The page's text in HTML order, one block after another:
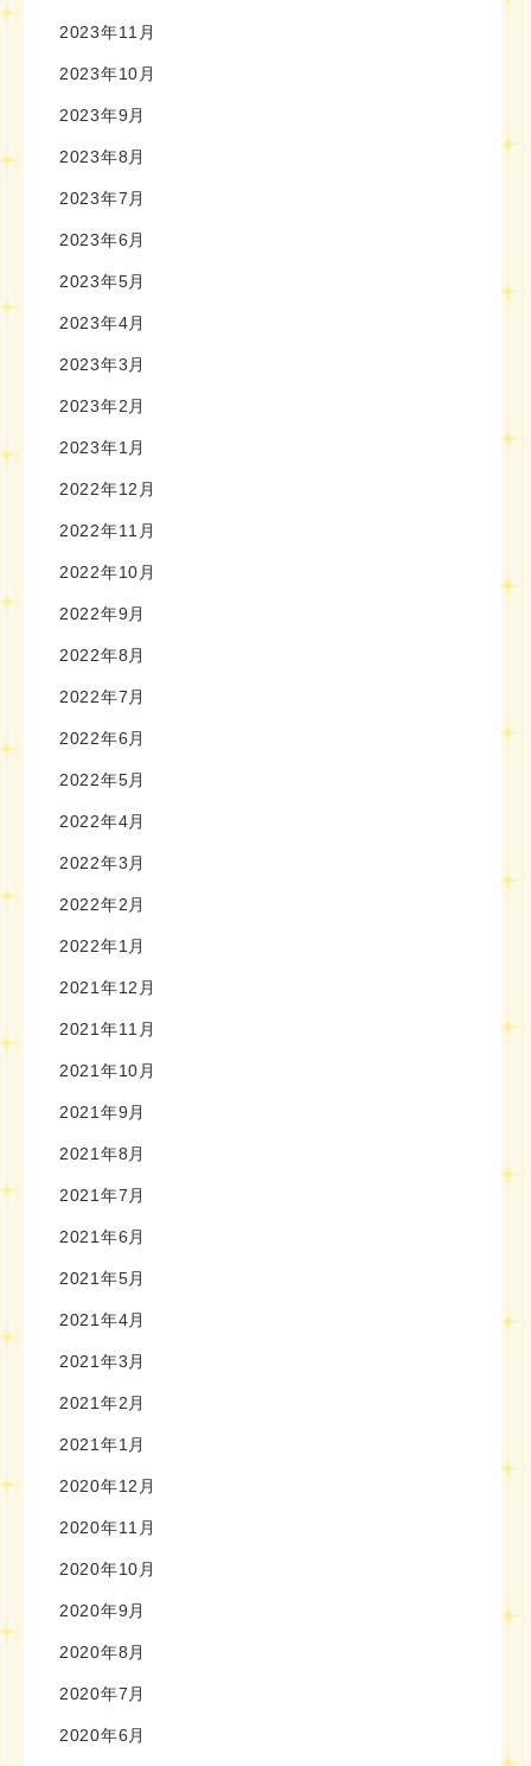
2023年11月
2023年10月
2023年9月
2023年8月
2023年7月
2023年6月
2023年5月
2023年4月
2023年3月
2023年2月
2023年1月
2022年12月
2022年11月
2022年10月
2022年9月
2022年8月
2022年7月
2022年6月
2022年5月
2022年4月
2022年3月
2022年2月
2022年1月
2021年12月
2021年11月
2021年10月
2021年9月
2021年8月
2021年7月
2021年6月
2021年5月
2021年4月
2021年3月
2021年2月
2021年1月
2020年12月
2020年11月
2020年10月
2020年9月
2020年8月
2020年7月
2020年6月